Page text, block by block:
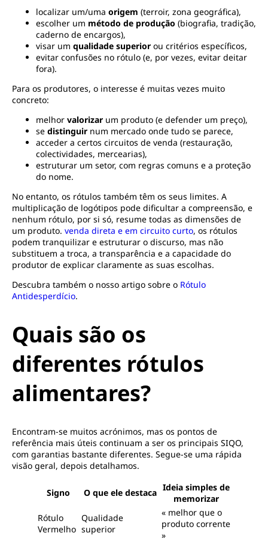
localizar um/uma origem (terroir, zona geográfica),
escolher um método de produção (biografia, tradição,
caderno de encargos),
visar um qualidade superior ou critérios específicos,
evitar confusões no rótulo (e, por vezes, evitar deitar
fora).
Para os produtores, o interesse é muitas vezes muito
concreto:
melhor valorizar um produto (e defender um preço),
se distinguir num mercado onde tudo se parece,
acceder a certos circuitos de venda (restauração,
colectividades, mercearias),
estruturar um setor, com regras comuns e a proteção
do nome.
No entanto, os rótulos também têm os seus limites. A
multiplicação de logótipos pode dificultar a compreensão, e
nenhum rótulo, por si só, resume todas as dimensões de
um produto. venda direta e em circuito curto, os rótulos
podem tranquilizar e estruturar o discurso, mas não
substituem a troca, a transparência e a capacidade do
produtor de explicar claramente as suas escolhas.
Descubra também o nosso artigo sobre o Rótulo
Antidesperdício.
Quais são os
diferentes rótulos
alimentares?
Encontram-se muitos acrónimos, mas os pontos de
referência mais úteis continuam a ser os principais SIQO,
com garantias bastante diferentes. Segue-se uma rápida
visão geral, depois detalhamos.
Signo O que ele destaca Ideia simples de
memorizar
Rótulo
Vermelho
Qualidade
superior
« melhor que o
produto corrente
»